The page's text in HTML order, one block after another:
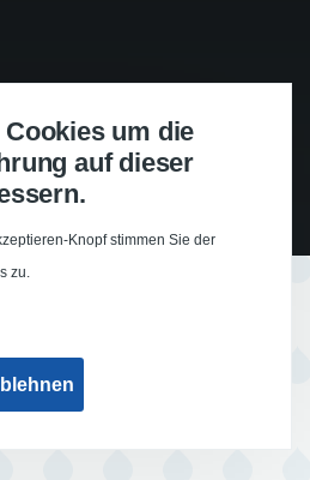
um die
auf dieser
Knopf stimmen Sie der
zu.
e.V., All rights reserved.